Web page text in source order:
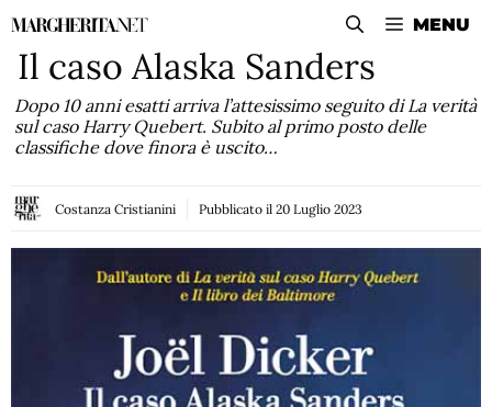
Vai
contenuto
MENU
Il caso Alaska Sanders
Dopo 10 anni esatti arriva l’attesissimo seguito di La verità
sul caso Harry Quebert. Subito al primo posto delle
classifiche dove finora è uscito…
Costanza Cristianini Pubblicato il 20 Luglio 2023